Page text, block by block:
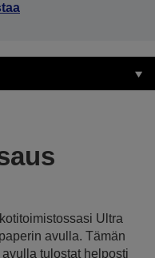
Ultra
avulla. Tämän
tulostat helposti